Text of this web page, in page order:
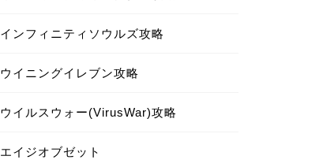
インフィニティソウルズ攻略
ウイニングイレブン攻略
ウイルスウォー(VirusWar)攻略
エイジオブゼット